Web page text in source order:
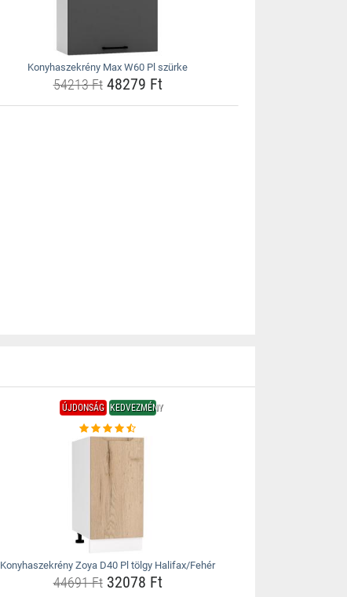
Konyhaszekrény Max W60 Pl szürke
54213 Ft48279 Ft
ÚJDONSÁG KEDVEZMÉNY
Konyhaszekrény Zoya D40 Pl tölgy Halifax/Fehér
44691 Ft32078 Ft